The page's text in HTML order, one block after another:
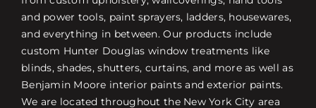
and power tools, paint sprayers, ladders, housewares,
and everything in between. Our products include
custom Hunter Douglas window treatments like
blinds, shades, shutters, curtains, and more as well as
Benjamin Moore interior paints and exterior paints.
We are located throughout the New York City area